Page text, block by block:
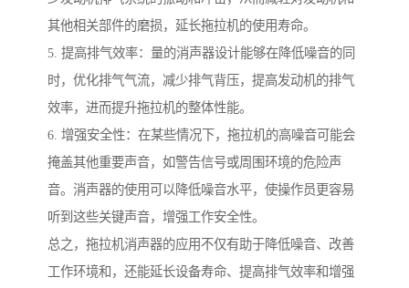
其他相关部件的磨损，延长拖拉机的使用寿命。
5. 提高排气效率：量的消声器设计能够在降低噪音的同
时，优化排气气流，减少排气背压，提高发动机的排气
效率，进而提升拖拉机的整体性能。
6. 增强安全性：在某些情况下，拖拉机的高噪音可能会
掩盖其他重要声音，如警告信号或周围环境的危险声
音。消声器的使用可以降低噪音水平，使操作员更容易
听到这些关键声音，增强工作安全性。
总之，拖拉机消声器的应用不仅有助于降低噪音、改善
工作环境和，还能延长设备寿命、提高排气效率和增强